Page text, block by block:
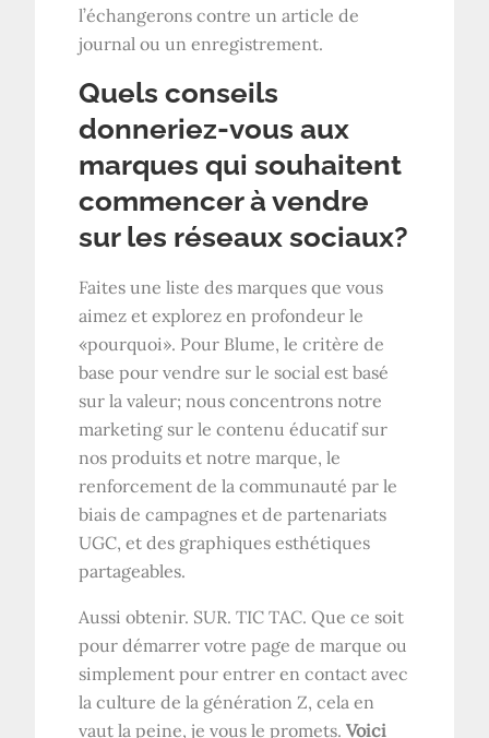
l’échangerons contre un article de
journal ou un enregistrement.
Quels conseils
donneriez-vous aux
marques qui souhaitent
commencer à vendre
sur les réseaux sociaux?
Faites une liste des marques que vous
aimez et explorez en profondeur le
«pourquoi». Pour Blume, le critère de
base pour vendre sur le social est basé
sur la valeur; nous concentrons notre
marketing sur le contenu éducatif sur
nos produits et notre marque, le
renforcement de la communauté par le
biais de campagnes et de partenariats
UGC, et des graphiques esthétiques
partageables.
Aussi obtenir. SUR. TIC TAC. Que ce soit
pour démarrer votre page de marque ou
simplement pour entrer en contact avec
la culture de la génération Z, cela en
vaut la peine, je vous le promets.Voici